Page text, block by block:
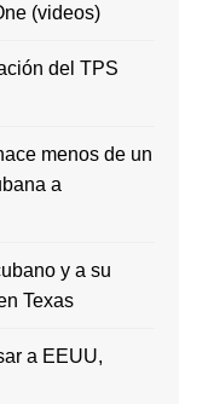
(videos)
del TPS
menos de un
a
y a su
Texas
a EEUU,